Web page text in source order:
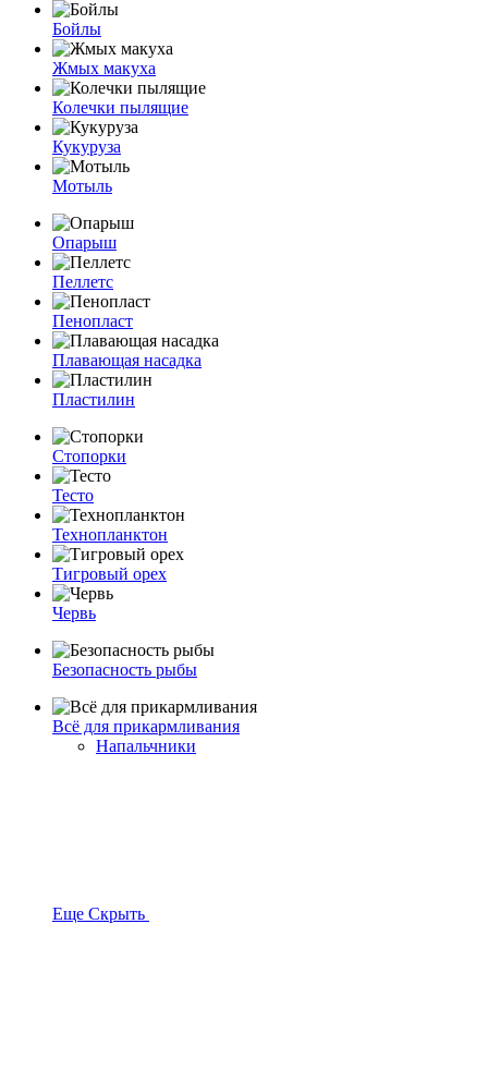
Бойлы
Жмых макуха
Колечки пылящие
Кукуруза
Мотыль
Опарыш
Пеллетс
Пенопласт
Плавающая насадка
Пластилин
Стопорки
Тесто
Технопланктон
Тигровый орех
Червь
Безопасность рыбы
Всё для прикармливания
Напальчники
Еще Скрыть